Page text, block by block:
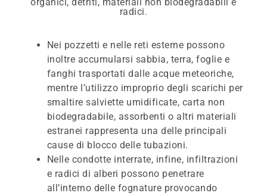
Nei pozzetti e nelle reti esterne possono
inoltre accumularsi sabbia, terra, foglie e
fanghi trasportati dalle acque meteoriche,
mentre l’utilizzo improprio degli scarichi per
smaltire salviette umidificate, carta non
biodegradabile, assorbenti o altri materiali
estranei rappresenta una delle principali
cause di blocco delle tubazioni.
Nelle condotte interrate, infine, infiltrazioni
e radici di alberi possono penetrare
all’interno delle fognature provocando